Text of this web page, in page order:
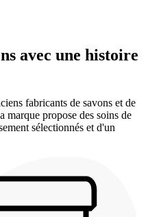
avec une histoire
fabricants de savons et de
marque propose des soins de
sélectionnés et d'un